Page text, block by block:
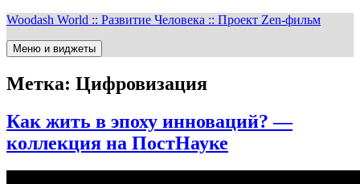
Перейти
содержимому
Woodash World :: Развитие Человека :: Проект Zen-фильм
Меню и виджеты
Метка: Цифровизация
Как жить в эпоху инноваций? —
коллекция на ПостНауке